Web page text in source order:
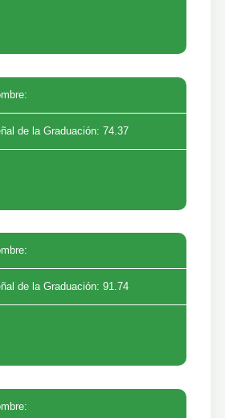
de la Graduación: 74.37
de la Graduación: 91.74